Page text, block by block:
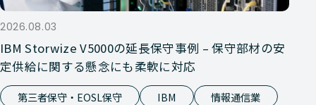
2026.08.03
IBM Storwize V5000の延長保守事例 – 保守部材の安
定供給に関する懸念にも柔軟に対応
第三者保守・EOSL保守 IBM
情報通信業